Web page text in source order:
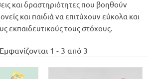
και δραστηριότητες που βοηθούν
και παιδιά να επιτύχουν εύκολα και
εκπαιδευτικούς τους στόχους.
Εμφανίζονται 1 - 3 από 3